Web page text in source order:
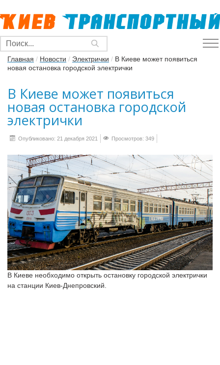
Главная / Новости / Электрички / В Киеве может появиться
новая остановка городской электрички
В Киеве может появиться
новая остановка городской
электрички
Опубликовано: 21 декабря 2021 Просмотров: 349
В Киеве необходимо открыть остановку городской электрички
на станции Киев-Днепровский.